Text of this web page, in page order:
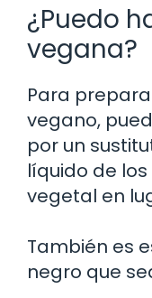
¿Puedo
vegana?
Para
vegano,
por un
líquido de
vegetal en
También es
negro que